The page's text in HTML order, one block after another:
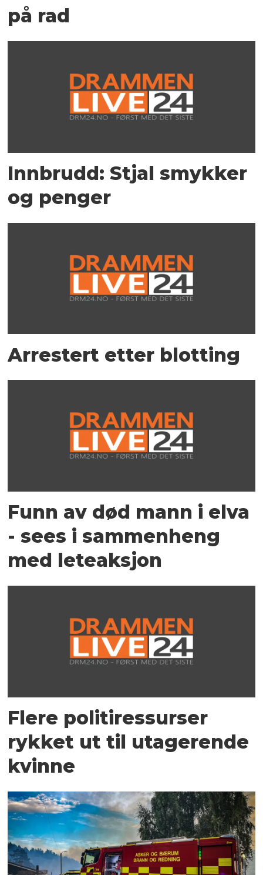
på rad
Innbrudd: Stjal smykker
og penger
Arrestert etter blotting
Funn av død mann i elva
- sees i sammenheng
med leteaksjon
Flere politiressurser
rykket ut til utagerende
kvinne